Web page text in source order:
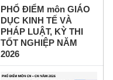
PHỔ ĐIỂM môn GIÁO
DỤC KINH TẾ VÀ
PHÁP LUẬT, KỲ THI
TỐT NGHIỆP NĂM
2026